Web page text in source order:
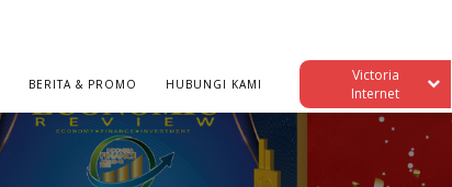
BERITA & PROMO HUBUNGI KAMI
Victoria
Internet